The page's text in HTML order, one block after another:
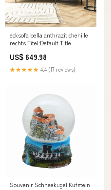
ecksofa bella anthrazit chenille
rechts Titel:Default Title
US$ 649.98
★★★★★ 4.4 (17 reviews)
Souvenir Schneekugel Kufstein